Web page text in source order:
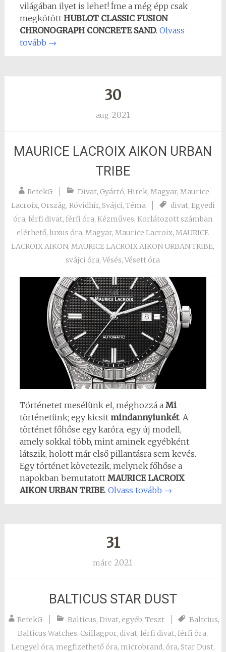
világában ilyet is lehet! Íme a még épp csak
megkötött HUBLOT CLASSIC FUSION
CHRONOGRAPH CONCRETE SAND. Olvass
tovább →
30
aug 2021
MAURICE LACROIX AIKON URBAN
TRIBE
RetekG Divat, Gyártó,Hirek,Magyar,Maurice
Lacroix, Ország, Rövidhír, Svájci, Téma divat, Egyedi
óra,férfi divat,férfi óra,Kézműves,Korlátozott számban
elérhető,luxus óra,Magyar,Maurice Lacroix,MAURICE
LACROIX AIKON,MAURICE LACROIX AIKON URBAN TRIBE,
svájci óra,Vésés,Vésett óra
Történetet mesélünk el, méghozzá a Mi
történetünk; egy kicsit mindannyiunkét. A
történet főhőse egy karóra, egy új modell,
amely sokkal több, mint aminek egyébként
látszik, holott már első pillantásra sem kevés.
Egy történet követezik, melynek főhőse a
napokban bemutatott MAURICE LACROIX
AIKON URBAN TRIBE. Olvass tovább →
31
márc 2021
BALTICUS STAR DUST
RetekG Balticus,Divat, egyéb,Teszt Baltcius,
Balticus Watches, Csillagpor, divat,férfi divat,férfi óra,
Lengyel óra, megfizethető óra, microbrand, óra, Star Dust,